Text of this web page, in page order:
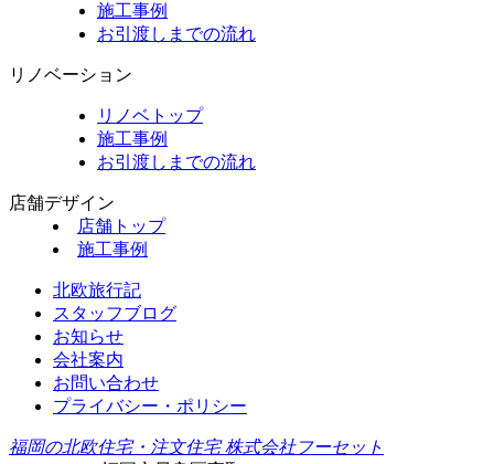
施工事例
お引渡しまでの流れ
リノベーション
リノベトップ
施工事例
お引渡しまでの流れ
店舗デザイン
店舗トップ
施工事例
北欧旅行記
スタッフブログ
お知らせ
会社案内
お問い合わせ
プライバシー・ポリシー
福岡の北欧住宅・注文住宅 株式会社フーセット